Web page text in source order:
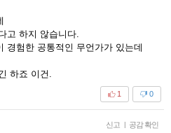
고 하지 않습니다.
경험한 공통적인 무언가가 있는데
하죠 이건.
0
1
신고 | 공감 확인